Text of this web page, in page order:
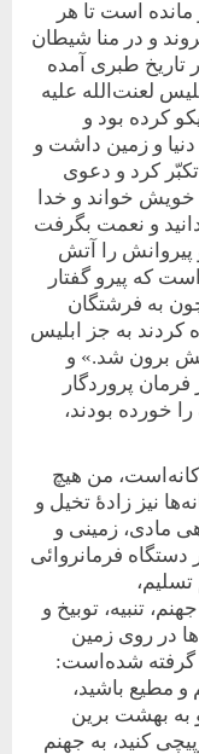
است تا هر
و در منا شیطان
تاریخ طبری آمده
لعنت‌الله علیه
کرده بود و
و زمین داشت و
کرد و دعوی
خواند و خدا
و نعمت بگرفت
پیروانش را آتش
که پیرو گفتار
به فرشتگان
کردند به جز ابلیس
برون شد.» و
فرمان پروردگار
خورده بودند،
من هیچ
نیز زادۀ تخیل و
مادی، زمینی و
دستگاه فرمانروائی
تسلیم،
تنبیه، توبیخ و
در روی زمین
گرفته شده‌‌است:
مطیع باشید،
به بهشت برین
کنید، به جهنم